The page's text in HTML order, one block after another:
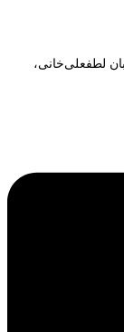
لطفعلی‌خانی،